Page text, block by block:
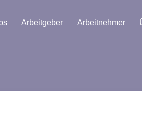
Arbeitgeber Arbeitnehmer